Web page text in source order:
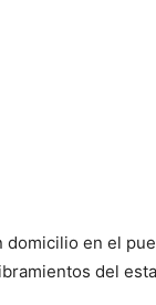
domicilio en el
del